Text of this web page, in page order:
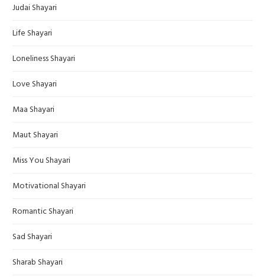
Judai Shayari
Life Shayari
Loneliness Shayari
Love Shayari
Maa Shayari
Maut Shayari
Miss You Shayari
Motivational Shayari
Romantic Shayari
Sad Shayari
Sharab Shayari